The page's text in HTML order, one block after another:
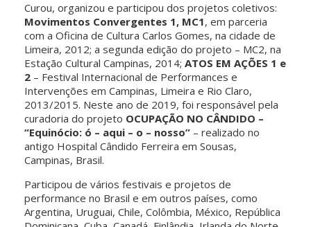
Curou, organizou e participou dos projetos coletivos:
Movimentos Convergentes 1, MC1, em parceria
com a Oficina de Cultura Carlos Gomes, na cidade de
Limeira, 2012; a segunda edição do projeto – MC2, na
Estação Cultural Campinas, 2014; ATOS EM AÇÕES 1 e
2 – Festival Internacional de Performances e
Intervenções em Campinas, Limeira e Rio Claro,
2013/2015. Neste ano de 2019, foi responsável pela
curadoria do projeto OCUPAÇÃO NO CÂNDIDO –
“Equinócio: ó – aqui – o – nosso” – realizado no
antigo Hospital Cândido Ferreira em Sousas,
Campinas, Brasil.
Participou de vários festivais e projetos de
performance no Brasil e em outros países, como
Argentina, Uruguai, Chile, Colômbia, México, República